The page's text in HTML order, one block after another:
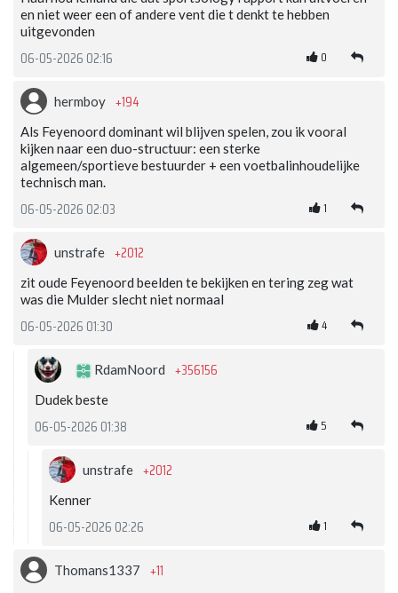
en niet weer een of andere vent die t denkt te hebben
uitgevonden
06-05-2026 02:16 0
hermboy +194
Als Feyenoord dominant wil blijven spelen, zou ik vooral
kijken naar een duo-structuur: een sterke
algemeen/sportieve bestuurder + een voetbalinhoudelijke
technisch man.
06-05-2026 02:03 1
unstrafe +2012
zit oude Feyenoord beelden te bekijken en tering zeg wat
was die Mulder slecht niet normaal
06-05-2026 01:30 4
RdamNoord +356156
Dudek beste
06-05-2026 01:38 5
unstrafe +2012
Kenner
06-05-2026 02:26 1
Thomans1337 +11